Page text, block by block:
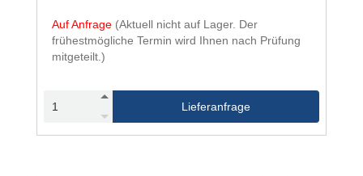
Auf Anfrage (Aktuell nicht auf Lager. Der
frühestmögliche Termin wird Ihnen nach Prüfung
mitgeteilt.)
Lieferanfrage